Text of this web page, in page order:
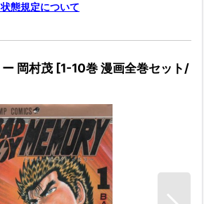
態規定について
岡村茂 [1-10巻 漫画全巻セット/